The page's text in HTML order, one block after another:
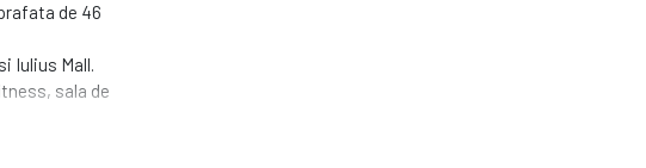
de 46
Iulius Mall.
sala de